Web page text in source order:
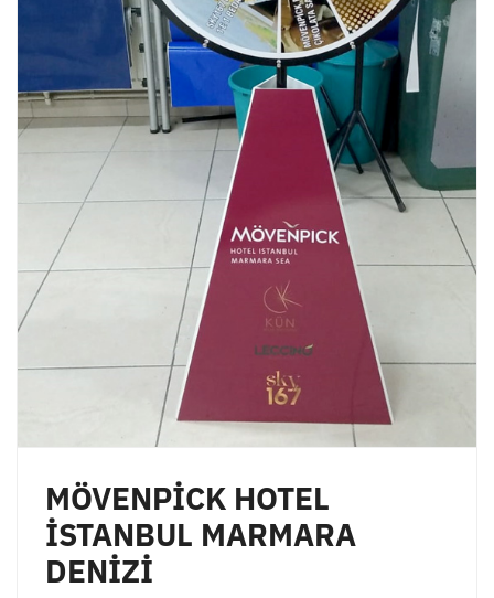
MÖVENPİCK HOTEL
İSTANBUL MARMARA
DENİZİ